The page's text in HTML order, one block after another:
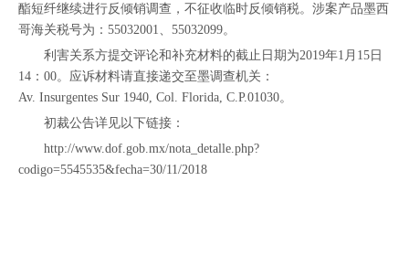
酯短纤继续进行反倾销调查，不征收临时反倾销税。涉案产品墨西
哥海关税号为：55032001、55032099。
利害关系方提交评论和补充材料的截止日期为2019年1月15日
14：00。应诉材料请直接递交至墨调查机关：
Av. Insurgentes Sur 1940, Col. Florida, C.P.01030。
初裁公告详见以下链接：
http://www.dof.gob.mx/nota_detalle.php?
codigo=5545535&fecha=30/11/2018